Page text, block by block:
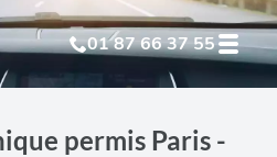
01 87 66 37 55
permis Paris -